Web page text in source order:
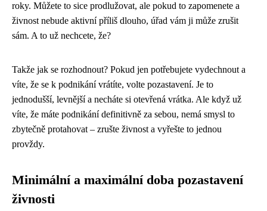
roky. Můžete to sice prodlužovat, ale pokud to zapomenete a
živnost nebude aktivní příliš dlouho, úřad vám ji může zrušit
sám. A to už nechcete, že?
Takže jak se rozhodnout? Pokud jen potřebujete vydechnout a
víte, že se k podnikání vrátíte, volte pozastavení. Je to
jednodušší, levnější a necháte si otevřená vrátka. Ale když už
víte, že máte podnikání definitivně za sebou, nemá smysl to
zbytečně protahovat – zrušte živnost a vyřešte to jednou
provždy.
Minimální a maximální doba pozastavení
živnosti